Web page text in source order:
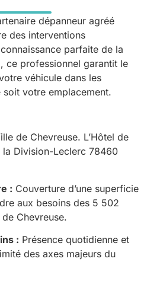
dépanneur agréé
des interventions
parfaite de la
, ce professionnel garantit le
véhicule dans les
votre emplacement.
de Chevreuse. L’Hôtel de
Division-Leclerc 78460
: Couverture d’une superficie
aux besoins des 5 502
Chevreuse.
: Présence quotidienne et
des axes majeurs du